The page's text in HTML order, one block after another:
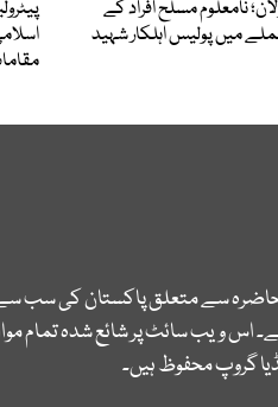
نامعلوم مسلح افراد کے
میں پولیس اہلکار شہید
حاضرہ سے متعلق پاکستان کی سب
اس ویب سائٹ پر شائع شدہ تمام
گروپ محفوظ ہیں۔